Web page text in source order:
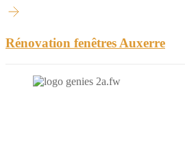
Rénovation fenêtres Auxerre